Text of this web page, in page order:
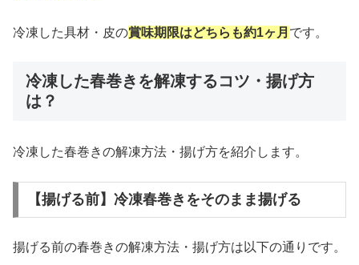
冷凍した具材・皮の賞味期限はどちらも約1ヶ月 です。
冷凍した春巻きを解凍するコツ・揚げ方
は？
冷凍した春巻きの解凍方法・揚げ方を紹介します。
【揚げる前】冷凍春巻きをそのまま揚げる
揚げる前の春巻きの解凍方法・揚げ方は以下の通りです。